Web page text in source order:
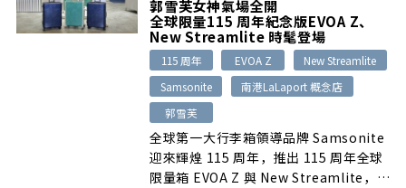
郭雪芙女神氣場全開
全球限量115 周年紀念版EVOA Z、
New Streamlite 時髦登場
115 周年 EVOA Z
New Streamlite
Samsonite
南港LaLaport 概念店
郭雪芙
全球第一大行李箱領導品牌 Samsonite
迎來輝煌 115 周年，推出 115 周年全球
限量箱 EVOA Z 與 New Streamlite，更